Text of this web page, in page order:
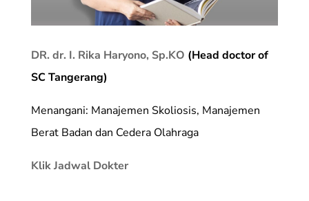
DR. dr. I. Rika Haryono, Sp.KO (Head doctor of
SC Tangerang)
Menangani: Manajemen Skoliosis, Manajemen
Berat Badan dan Cedera Olahraga
Klik Jadwal Dokter